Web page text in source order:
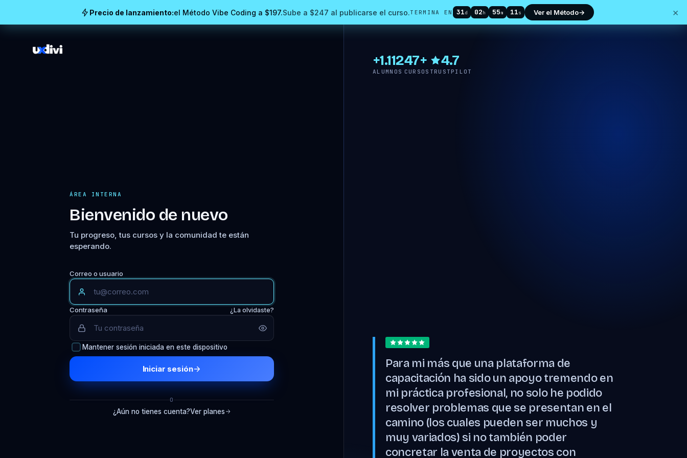
Precio de lanzamiento:el Método Vibe Coding a $197.Sube a $247 al publicarse el curso.TERMINA EN 31d 02h 55m 10s Ver el Método→ ×
ÁREA INTERNA
Bienvenido de nuevo
Tu progreso, tus cursos y la comunidad te están
esperando.
Correo o usuario
Contraseña ¿La olvidaste?
Mantener sesión iniciada en este dispositivo
Iniciar sesión
O
¿Aún no tienes cuenta?Ver planes
+1.112
ALUMNOS
47+
CURSOS
4.7
TRUSTPILOT
Para mi más que una plataforma de
capacitación ha sido un apoyo tremendo en
mi práctica profesional, no solo he podido
resolver problemas que se presentan en el
camino (los cuales pueden ser muchos y
muy variados) si no también poder
concretar la venta de proyectos con